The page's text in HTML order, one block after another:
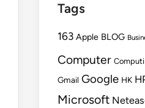
Tags
163 Apple BLOG
Computer
Gmail Google HK
Microsoft